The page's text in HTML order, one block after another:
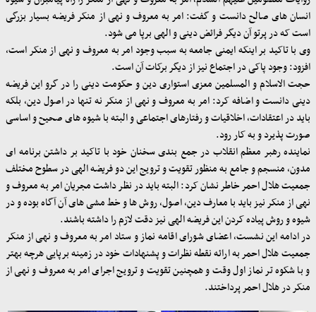
انسان های صالح دانست و گفت: امر به معروف و نهی از منکر فریضه بسیار بزرگی
است که در پرتو آن دیگر فرائض دینی و الهی برپا می شود.
وی با تاکید بر اینکه ایمنی جامعه به سبب وجود امر به معروف و نهی از منکر است،
افزود: وجود پاکی در اجتماع نیز از دیگر برکات آن است.
حجت الاسلام و المسلمین معزی استواری دین و حکومت دینی را در گرو این فریضه
دینی دانست و اضافه کرد: امر به معروف و نهی از منکر نه تنها در اصول دین، بلکه
باید در اعتقادات، اخلاقیات و رفتارهای اجتماعی و البته با شیوه های صحیح و اساسی
صورت پذیرد و به کار رود.
نماینده رهبر معظم انقلاب در جمع بندی سخنان خود با تاکید بر داشتن برنامه ای
مدون، منسجم و جامع به منظور تقویت و ترویج این دو فریضه الهی در سطوح مختلف
جمعیت هلال احمر خاطر نشان کرد: البته باید در نظر داشت مجریان امر به معروف و
نهی از منکر نیز باید با معارف دین، اصول، روش ها و خط مشی های آن آگاه بوده و در
شیوه و روش پیاده کردن این فریضه الهی نیز دقت لازم را داشته باشند.
در ادامه این نشست، اعضای شورای اقامه نماز و ستاد امر به معروف و نهی از منکر
جمعیت هلال احمر به ارائه نقطه نظرات و پشنهادات خود در زمینه برپایی هرچه بهتر
و با شکوه تر نماز اول وقت و همچنین تقویت و ترویج اجرای امر به معروف و نهی از
منکر در هلال احمر پرداختند.